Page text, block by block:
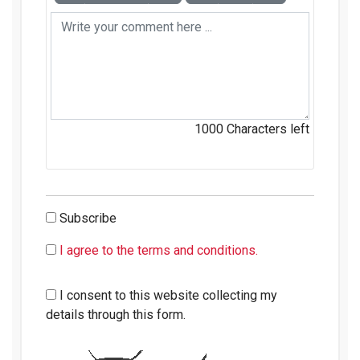
1000 Characters left
Subscribe
I agree to the terms and conditions.
I consent to this website collecting my
details through this form.